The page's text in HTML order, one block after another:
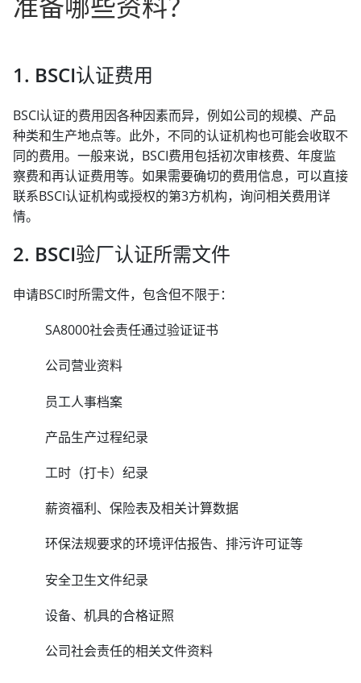
1. BSCI认证费用
BSCI认证的费用因各种因素而异，例如公司的规模、产品
种类和生产地点等。此外，不同的认证机构也可能会收取不
同的费用。一般来说，BSCI费用包括初次审核费、年度监
察费和再认证费用等。如果需要确切的费用信息，可以直接
联系BSCI认证机构或授权的第3方机构，询问相关费用详
情。
2. BSCI验厂认证所需文件
申请BSCI时所需文件，包含但不限于：
SA8000社会责任通过验证证书
公司营业资料
员工人事档案
产品生产过程纪录
工时（打卡）纪录
薪资福利、保险表及相关计算数据
环保法规要求的环境评估报告、排污许可证等
安全卫生文件纪录
设备、机具的合格证照
公司社会责任的相关文件资料